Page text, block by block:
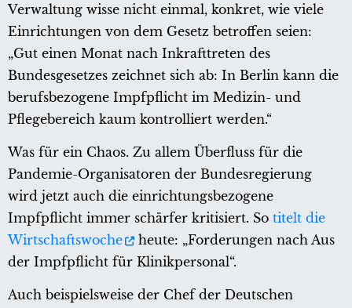
Verwaltung wisse nicht einmal, konkret, wie viele
Einrichtungen von dem Gesetz betroffen seien:
„Gut einen Monat nach Inkrafttreten des
Bundesgesetzes zeichnet sich ab: In Berlin kann die
berufsbezogene Impfpflicht im Medizin- und
Pflegebereich kaum kontrolliert werden.“
Was für ein Chaos. Zu allem Überfluss für die
Pandemie-Organisatoren der Bundesregierung
wird jetzt auch die einrichtungsbezogene
Impfpflicht immer schärfer kritisiert. So titelt die
Wirtschaftswoche
heute: „Forderungen nach Aus
der Impfpflicht für Klinikpersonal“.
Auch beispielsweise der Chef der Deutschen